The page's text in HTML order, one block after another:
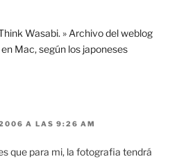
Wasabi. » Archivo del weblog
Mac, según los japoneses
A LAS 9:26 AM
que para mi, la fotografia tendrá